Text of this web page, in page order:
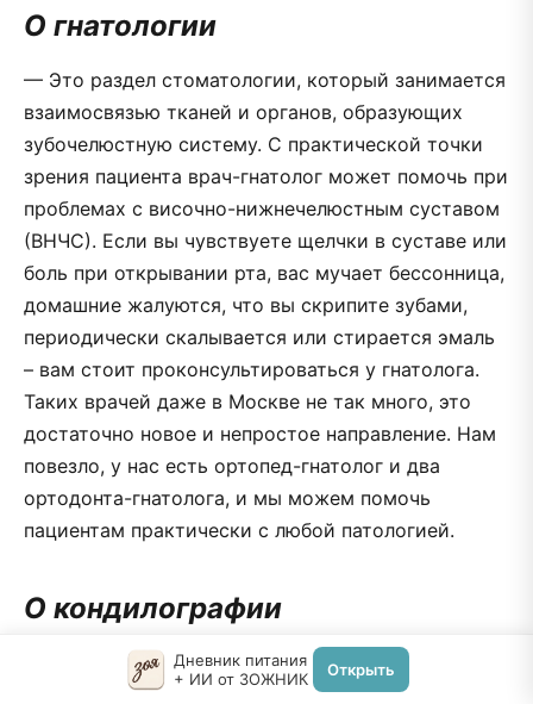
О гнатологии
— Это раздел стоматологии, который занимается
взаимосвязью тканей и органов, образующих
зубочелюстную систему. С практической точки
зрения пациента врач-гнатолог может помочь при
проблемах с височно-нижнечелюстным суставом
(ВНЧС). Если вы чувствуете щелчки в суставе или
боль при открывании рта, вас мучает бессонница,
домашние жалуются, что вы скрипите зубами,
периодически скалывается или стирается эмаль
– вам стоит проконсультироваться у гнатолога.
Таких врачей даже в Москве не так много, это
достаточно новое и непростое направление. Нам
повезло, у нас есть ортопед-гнатолог и два
ортодонта-гнатолога, и мы можем помочь
пациентам практически с любой патологией.
О кондилографии
— Функциональное состояние ВНЧС
диагностируется с помощью специального
Дневник питания
+ ИИ от ЗОЖНИК
Открыть